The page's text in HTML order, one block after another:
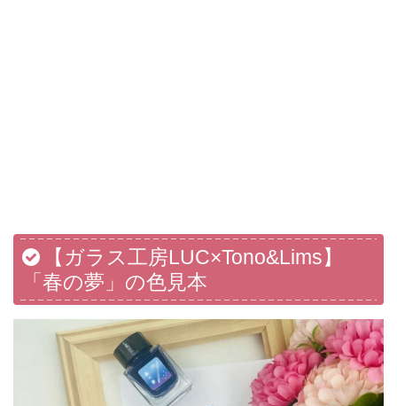
【ガラス工房LUC×Tono&Lims】
「春の夢」の色見本